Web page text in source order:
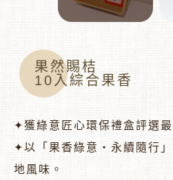
果然賜桔
10入綜合果香
✦獲綠意匠心環保禮盒評選
✦以「果香綠意・永續隨行
地風味。